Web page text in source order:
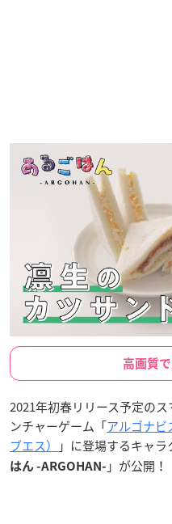
高画質
2021年初春リリース予定の
ンチャーゲーム「アルゴナビ
ブエス）
」に登場するキャ
はん -ARGOHAN- 」が公開！